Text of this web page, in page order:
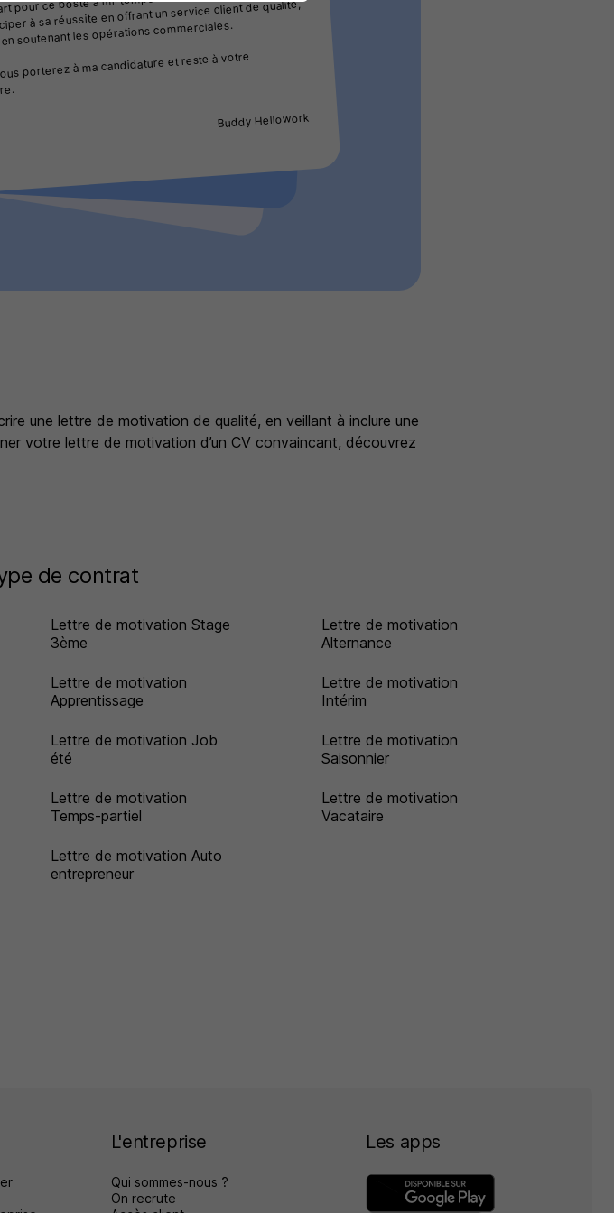
à sa réussite en offrant un service client de qualité,
soutenant les opérations commerciales.
porterez à ma candidature et reste à votre
Buddy Hellowork
une lettre de motivation de qualité, en veillant à inclure une
votre lettre de motivation d’un CV convaincant, découvrez
de contrat
Lettre de motivation Stage
3ème
Lettre de motivation
Alternance
Lettre de motivation
Apprentissage
Lettre de motivation
Intérim
Lettre de motivation Job
été
Lettre de motivation
Saisonnier
Lettre de motivation
Temps-partiel
Lettre de motivation
Vacataire
Lettre de motivation Auto
entrepreneur
L'entreprise
Qui sommes-nous ?
On recrute
Les apps